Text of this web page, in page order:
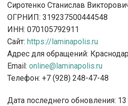
Сиротенко Станислав
ОГРНИП: 319237500444548
ИНН: 070105792911
Сайт: https://laminapolis.ru
Адрес для обращений:
Email: online@laminapolis.ru
Телефон: +7 (928) 248-47-48
Дата последнего обновления: